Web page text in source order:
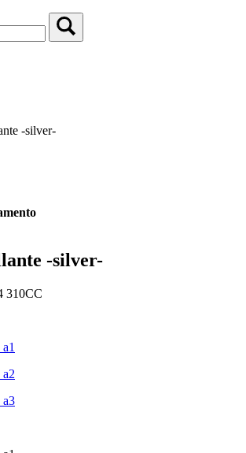
-silver-
-silver-
310CC